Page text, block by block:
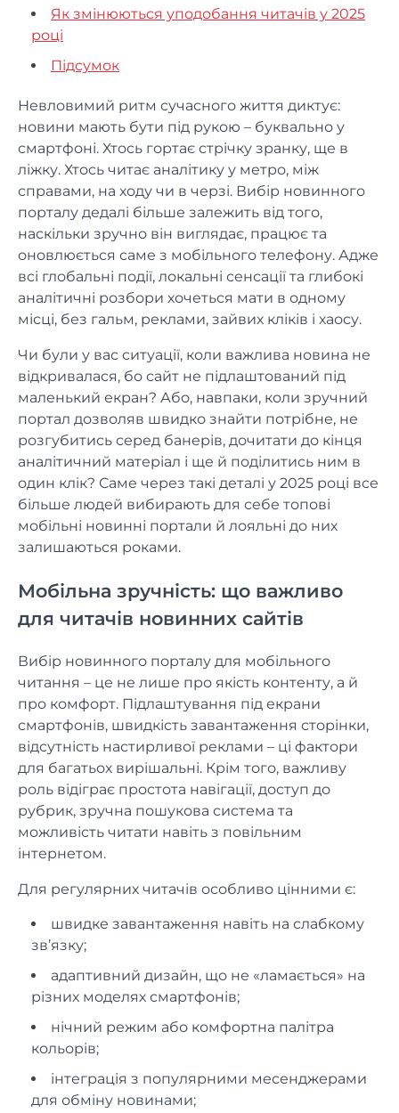
Як змінюються уподобання читачів у 2025
році
Підсумок
Невловимий ритм сучасного життя диктує:
новини мають бути під рукою – буквально у
смартфоні. Хтось гортає стрічку зранку, ще в
ліжку. Хтось читає аналітику у метро, між
справами, на ходу чи в черзі. Вибір новинного
порталу дедалі більше залежить від того,
наскільки зручно він виглядає, працює та
оновлюється саме з мобільного телефону. Адже
всі глобальні події, локальні сенсації та глибокі
аналітичні розбори хочеться мати в одному
місці, без гальм, реклами, зайвих кліків і хаосу.
Чи були у вас ситуації, коли важлива новина не
відкривалася, бо сайт не підлаштований під
маленький екран? Або, навпаки, коли зручний
портал дозволяв швидко знайти потрібне, не
розгубитись серед банерів, дочитати до кінця
аналітичний матеріал і ще й поділитись ним в
один клік? Саме через такі деталі у 2025 році все
більше людей вибирають для себе топові
мобільні новинні портали й лояльні до них
залишаються роками.
Мобільна зручність: що важливо
для читачів новинних сайтів
Вибір новинного порталу для мобільного
читання – це не лише про якість контенту, а й
про комфорт. Підлаштування під екрани
смартфонів, швидкість завантаження сторінки,
відсутність настирливої реклами – ці фактори
для багатьох вирішальні. Крім того, важливу
роль відіграє простота навігації, доступ до
рубрик, зручна пошукова система та
можливість читати навіть з повільним
інтернетом.
Для регулярних читачів особливо цінними є:
швидке завантаження навіть на слабкому
зв’язку;
адаптивний дизайн, що не «ламається» на
різних моделях смартфонів;
нічний режим або комфортна палітра
кольорів;
інтеграція з популярними месенджерами
для обміну новинами;